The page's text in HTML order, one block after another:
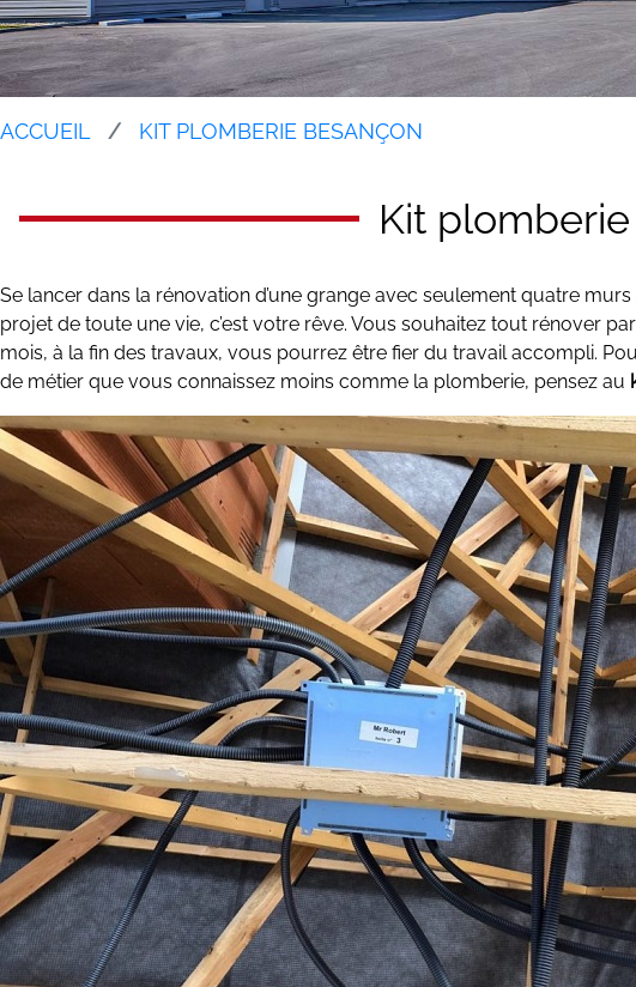
ACCUEIL KIT PLOMBERIE BESANÇON
Kit
Se lancer dans la rénovation d’une grange avec seulement quatre
projet de toute une vie, c’est votre rêve. Vous souhaitez tout rénover
mois, à la fin des travaux, vous pourrez être fier du travail accompli.
de métier que vous connaissez moins comme la plomberie, pensez au